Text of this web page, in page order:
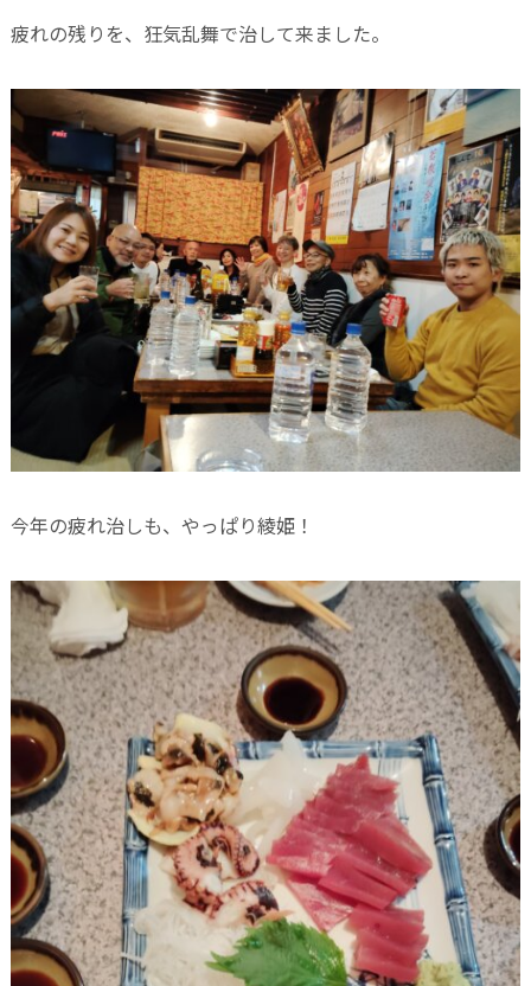
疲れの残りを、狂気乱舞で治して来ました。
今年の疲れ治しも、やっぱり綾姫！